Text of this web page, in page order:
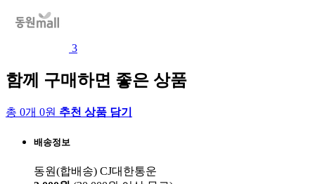
3
함께 구매하면 좋은 상품
총 0개 0원 추천 상품 담기
배송정보
동원(합배송) CJ대한통운